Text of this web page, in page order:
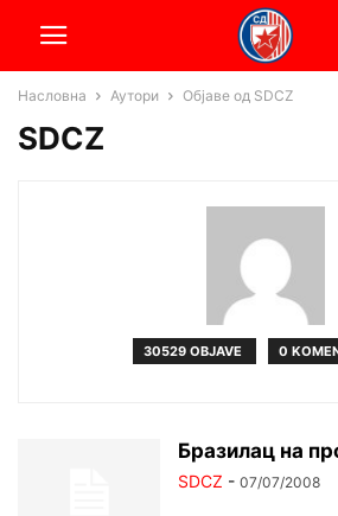
Насловна Аутори Објаве од SDCZ
SDCZ
30529 OBJAVE 0
Бразилац на
SDCZ - 07/07/2008